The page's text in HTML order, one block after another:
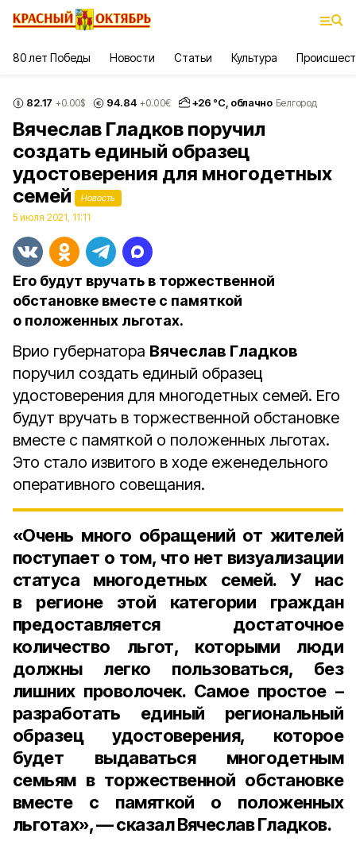
80 лет Победы Новости Статьи Культура
82.17 +0.00$ 94.84 +0.00€ +26 °С, облачно Белгород
Вячеслав Гладков поручил
создать единый образец
удостоверения для многодетных
семей
Новость
5 июля 2021, 11:11
Его будут вручать в торжественной
обстановке вместе с памяткой
о положенных льготах.
Врио губернатора Вячеслав Гладков
поручил создать единый образец
удостоверения для многодетных семей. Его
будут вручать в торжественной обстановке
вместе с памяткой о положенных льготах.
Это стало извитого в ходе еженедельного
оперативного совещания.
«Очень много обращений от жителей
поступает о том, что нет визуализации
статуса многодетных семей. У нас
в регионе этой категории граждан
предоставляется достаточное
количество льгот, которыми люди
должны легко пользоваться, без
лишних проволочек. Самое простое –
разработать единый региональный
образец удостоверения, которое
будет выдаваться многодетным
семьям в торжественной обстановке
вместе с памяткой о положенных
льготах», — сказал Вячеслав Гладков.